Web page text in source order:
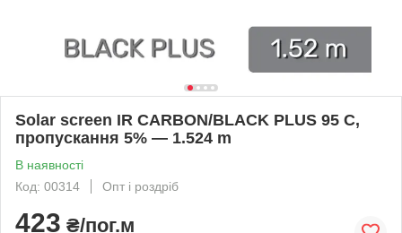
Solar screen IR CARBON/BLACK PLUS 95 C,
пропускання 5% — 1.524 m
В наявності
Код: 00314
Опт і роздріб
423 ₴/пог.м